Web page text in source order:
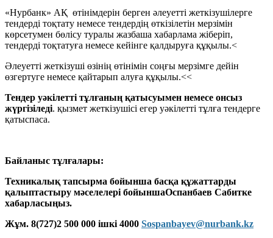
«Нурбанк» АҚ өтінімдерін берген әлеуетті жеткізушілерге
тендерді тоқтату немесе тендердің өткізілетін мерзімін
көрсетумен бөлісу туралы жазбаша хабарлама жіберіп,
тендерді тоқтатуға немесе кейінге қалдыруға құқылы.<
Әлеуетті жеткізуші өзінің өтінімін соңғы мерзімге дейін
өзгертуге немесе қайтарып алуға құқылы.<<
Тендер уәкілетті тұлғаның қатысуымен немесе онсыз
жүргізіледі. қызмет жеткізушісі егер уәкілетті тұлға тендерге
қатыспаса.
Байланыс тұлғалары:
Техникалық тапсырма бойынша басқа құжаттарды
қалыптастыру мәселелері бойыншаОспанбаев Сабитке
хабарласыңыз.
Жұм. 8(727)2 500 000 ішкі 4000 Sospanbayev@nurbank.kz